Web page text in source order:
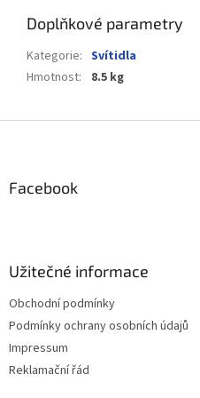
Doplňkové parametry
Kategorie: Svítidla
Hmotnost: 8.5 kg
Facebook
Užitečné informace
Obchodní podmínky
Podmínky ochrany osobních údajů
Impressum
Reklamační řád